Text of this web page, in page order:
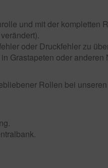
und mit der kompletten
oder Druckfehler zu
Grastapeten oder anderen
Rollen bei